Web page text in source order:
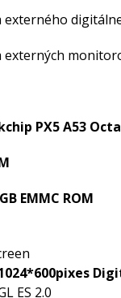
PX5 A53
EMMC ROM
ES 2.0